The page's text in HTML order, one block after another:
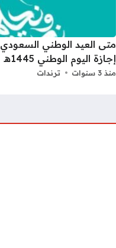
إجازة اليوم الوطني 1445هـ
منذ 3 سنوات ترندات